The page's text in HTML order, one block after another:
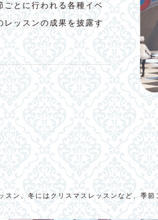
ごとに行われる各種イベ
レッスンの成果を披露す
スン、冬にはクリスマスレッスンなど、季節